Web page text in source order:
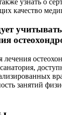
узнать о
качество
занятий